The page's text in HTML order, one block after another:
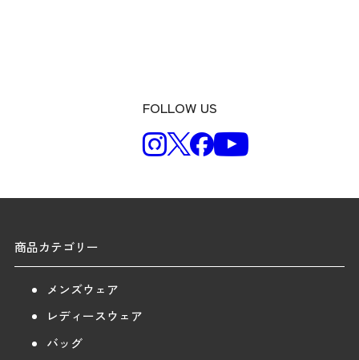
FOLLOW US
商品カテゴリー
メンズウェア
レディースウェア
バッグ